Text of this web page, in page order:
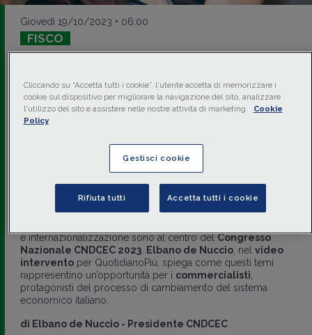
Giovedì 19/10/2023 • 06:00
FISCO
CONGRESSO NAZIONALE CNDCEC
Riforma fiscale,
sostenibilità e
innovazione: i
commercialisti guidano il
cambiamento
e internazionalizzazione sono al centro delCongresso
Nazionale CNDCEC 2023. Elbano de Nuccio, nel video
interventoper QuotidianoPiù, spiega come questi temi
rappresentino un’opportunità per i commercialisti
protagonisti del processo di cambiamento del sistema
economico italiano.
di Elbano de Nuccio - Presidente CNDCEC
Cliccando su “Accetta tutti i cookie”, l'utente accetta di memorizzare i
cookie sul dispositivo per migliorare la navigazione del sito, analizzare
l'utilizzo del sito e assistere nelle nostre attività di marketing.
Cookie
Policy
Gestisci cookie
Rifiuta tutti Accetta tutti i cookie